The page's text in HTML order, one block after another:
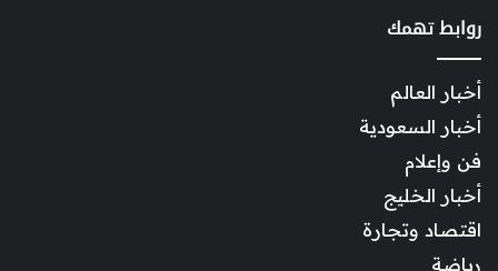
روابط تهمك
أخبار العالم
أخبار السعودية
فن وإعلام
أخبار الخليج
اقتصاد وتجارة
رياضة